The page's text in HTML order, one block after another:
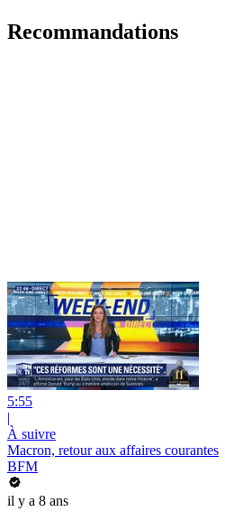
Recommandations
5:55
|
À suivre
Macron, retour aux affaires courantes
BFM
il y a 8 ans